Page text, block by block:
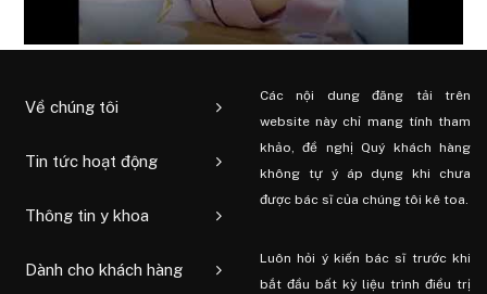
Về chúng tôi
Tin tức hoạt động
Thông tin y khoa
Dành cho khách hàng
Các nội dung đăng tải trên
website này chỉ mang tính tham
khảo, đề nghị Quý khách hàng
không tự ý áp dụng khi chưa
được bác sĩ của chúng tôi kê toa.
Luôn hỏi ý kiến ​​bác sĩ trước khi
bắt đầu bất kỳ liệu trình điều trị